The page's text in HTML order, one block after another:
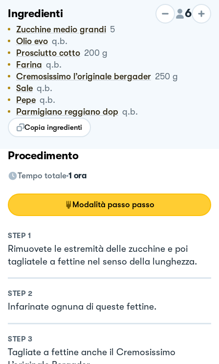
Ingredienti 6
Zucchine medio grandi 5
Olio evo q.b.
Prosciutto cotto 200 g
Farina q.b.
Cremosissimo l’originale bergader 250 g
Sale q.b.
Pepe q.b.
Parmigiano reggiano dop q.b.
Copia ingredienti
Procedimento
Tempo totale 1 ora
Modalità passo passo
STEP 1
Rimuovete le estremità delle zucchine e poi
tagliatele a fettine nel senso della lunghezza.
STEP 2
Infarinate ognuna di queste fettine.
STEP 3
Tagliate a fettine anche il Cremosissimo